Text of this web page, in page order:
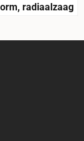
radiaalzaag